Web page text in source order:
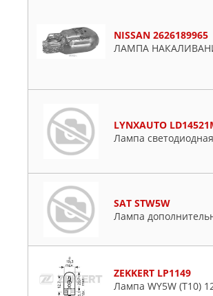
NISSAN 2626189965
ЛАМПА
LYNXAUTO
Лампа светодиодная
SAT STW5W
Лампа
ZEKKERT LP1149
Лампа WY5W (T10)